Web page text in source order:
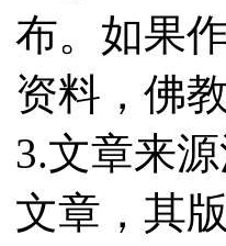
布。如果
资料，佛
3.文章来
文章，其